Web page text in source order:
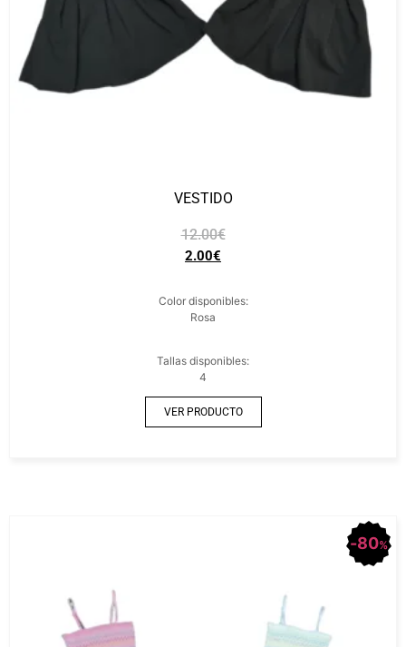
VESTIDO
12.00€
2.00€
Color disponibles:
Rosa
Tallas disponibles:
4
VER PRODUCTO
80%